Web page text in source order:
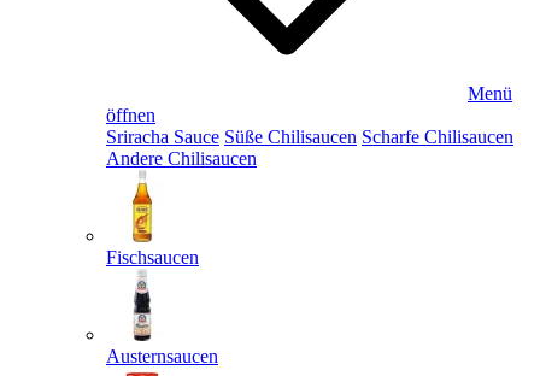
Menü
öffnen
Sriracha Sauce Süße Chilisaucen Scharfe Chilisaucen
Andere Chilisaucen
Fischsaucen
Austernsaucen